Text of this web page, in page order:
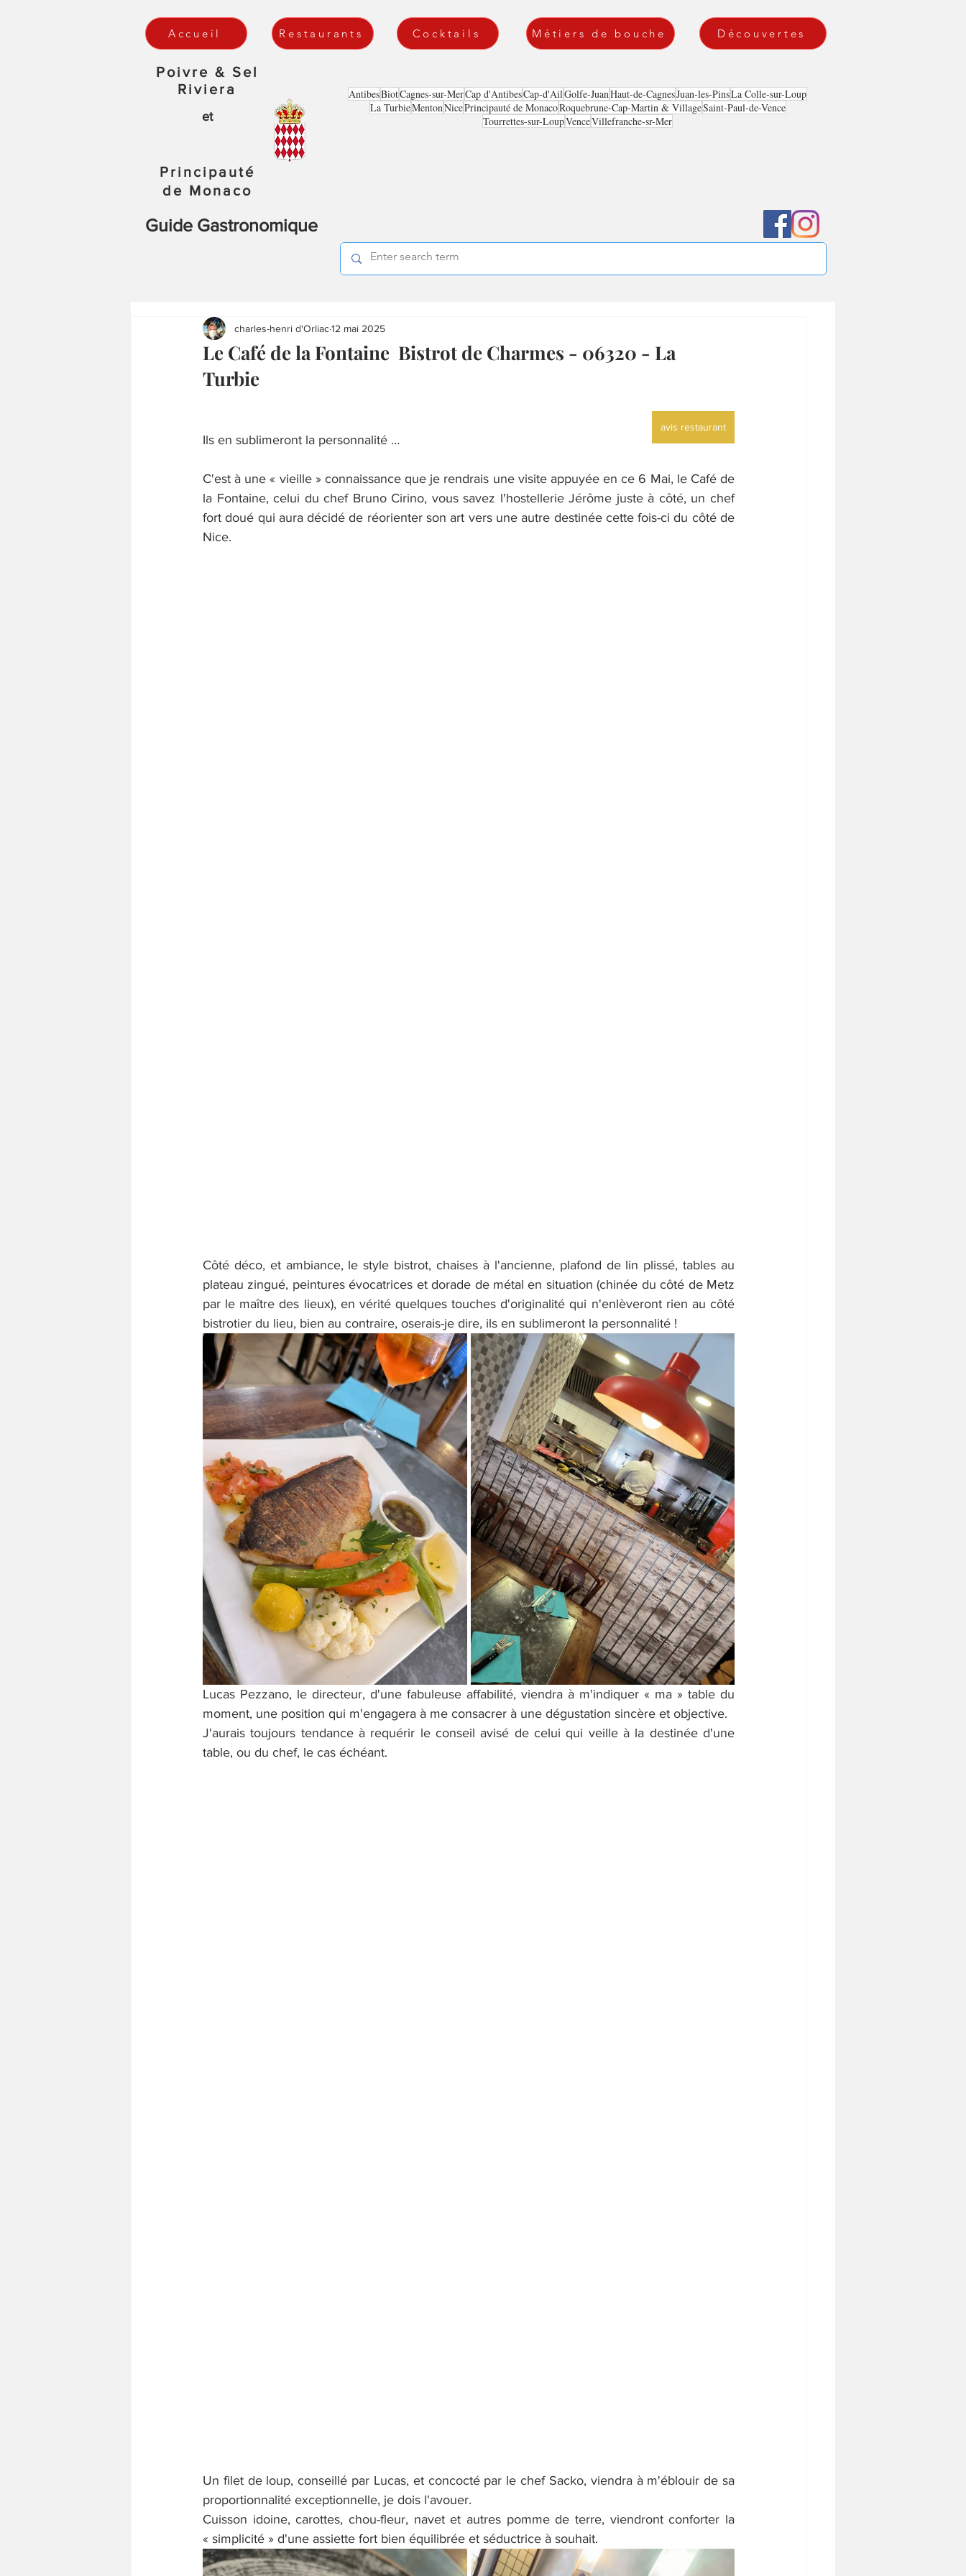
Accueil Restaurants Cocktails Métiers de bouche Découvertes
Poivre & Sel
Riviera
et
Principauté
de Monaco
Guide Gastronomique
AntibesBiotCagnes-sur-MerCap d'AntibesCap-d'AilGolfe-JuanHaut-de-CagnesJuan-les-PinsLa Colle-sur-Loup
La TurbieMentonNicePrincipauté de MonacoRoquebrune-Cap-Martin & VillageSaint-Paul-de-Vence
Tourrettes-sur-LoupVenceVillefranche-sr-Mer
Le Café de la Fontaine Bistrot de Charmes - 06320 - La
Turbie
charles-henri d'Orliac12 mai 2025
avis restaurant
Ils en sublimeront la personnalité …
C'est à une « vieille » connaissance que je rendrais une visite appuyée en ce 6 Mai, le Café de
la Fontaine, celui du chef Bruno Cirino, vous savez l'hostellerie Jérôme juste à côté, un chef
fort doué qui aura décidé de réorienter son art vers une autre destinée cette fois-ci du côté de
Nice.
Côté déco, et ambiance, le style bistrot, chaises à l'ancienne, plafond de lin plissé, tables au
plateau zingué, peintures évocatrices et dorade de métal en situation (chinée du côté de Metz
par le maître des lieux), en vérité quelques touches d'originalité qui n'enlèveront rien au côté
bistrotier du lieu, bien au contraire, oserais-je dire, ils en sublimeront la personnalité !
Lucas Pezzano, le directeur, d'une fabuleuse affabilité, viendra à m'indiquer « ma » table du
moment, une position qui m'engagera à me consacrer à une dégustation sincère et objective.
J'aurais toujours tendance à requérir le conseil avisé de celui qui veille à la destinée d'une
table, ou du chef, le cas échéant.
Un filet de loup, conseillé par Lucas, et concocté par le chef Sacko, viendra à m'éblouir de sa
proportionnalité exceptionnelle, je dois l'avouer.
Cuisson idoine, carottes, chou-fleur, navet et autres pomme de terre, viendront conforter la
« simplicité » d'une assiette fort bien équilibrée et séductrice à souhait.